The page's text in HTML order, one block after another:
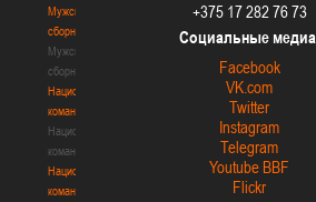
Мужские
сборные
Мужские
сборные
Национальная
команда
Национальная
команда
Национальная
команда
+375 17 282 76 73
Социальные медиа
Facebook
VK.com
Twitter
Instagram
Telegram
Youtube BBF
Flickr